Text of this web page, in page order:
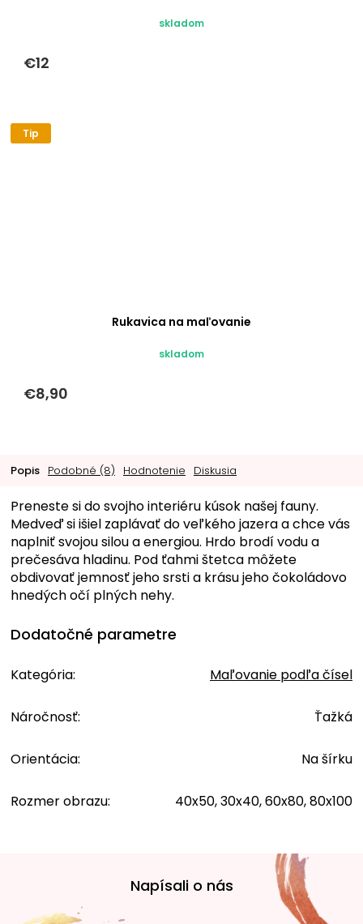
skladom
€12
Tip
Rukavica na maľovanie
skladom
€8,90
Popis Podobné (8) Hodnotenie Diskusia
Preneste si do svojho interiéru kúsok našej fauny.
Medveď si išiel zaplávať do veľkého jazera a chce vás
naplniť svojou silou a energiou. Hrdo brodí vodu a
prečesáva hladinu. Pod ťahmi štetca môžete
obdivovať jemnosť jeho srsti a krásu jeho čokoládovo
hnedých očí plných nehy.
Dodatočné parametre
Kategória: Maľovanie podľa čísel
Náročnosť: Ťažká
Orientácia: Na šírku
Rozmer obrazu: 40x50, 30x40, 60x80, 80x100
Napísali o nás